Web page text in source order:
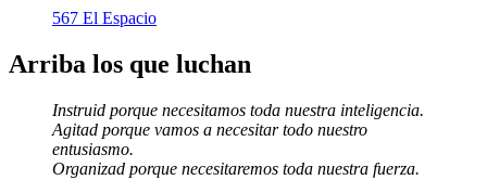
567 El Espacio
Arriba los que luchan
Instruid porque necesitamos toda nuestra inteligencia.
Agitad porque vamos a necesitar todo nuestro
entusiasmo.
Organizad porque necesitaremos toda nuestra fuerza.